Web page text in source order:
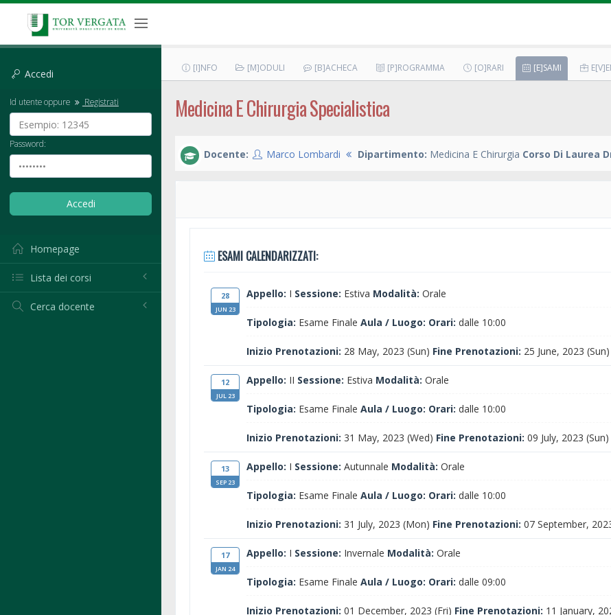
Accedi
Id utente oppure Registrati
Password:
Homepage
Lista dei corsi
Cerca docente
[I]NFO [M]ODULI [B]ACHECA [P]ROGRAMMA [O]RARI [E]SAMI
Medicina E Chirurgia Specialistica
Docente: Marco Lombardi Dipartimento: Medicina E Chirurgia Corso Di Laurea
ESAMI CALENDARIZZATI:
28
JUN 23
Appello: I Sessione: Estiva Modalità: Orale
Tipologia: Esame Finale Aula / Luogo: Orari: dalle 10:00
Inizio Prenotazioni: 28 May, 2023 (Sun) Fine Prenotazioni: 25 June, 2023 (Sun)
12
JUL 23
Appello: II Sessione: Estiva Modalità: Orale
Tipologia: Esame Finale Aula / Luogo: Orari: dalle 10:00
Inizio Prenotazioni: 31 May, 2023 (Wed) Fine Prenotazioni: 09 July, 2023 (Sun)
13
SEP 23
Appello: I Sessione: Autunnale Modalità: Orale
Tipologia: Esame Finale Aula / Luogo: Orari: dalle 10:00
Inizio Prenotazioni: 31 July, 2023 (Mon) Fine Prenotazioni: 07 September,
17
JAN 24
Appello: I Sessione: Invernale Modalità: Orale
Tipologia: Esame Finale Aula / Luogo: Orari: dalle 09:00
Inizio Prenotazioni: 01 December, 2023 (Fri) Fine Prenotazioni: 11 January,